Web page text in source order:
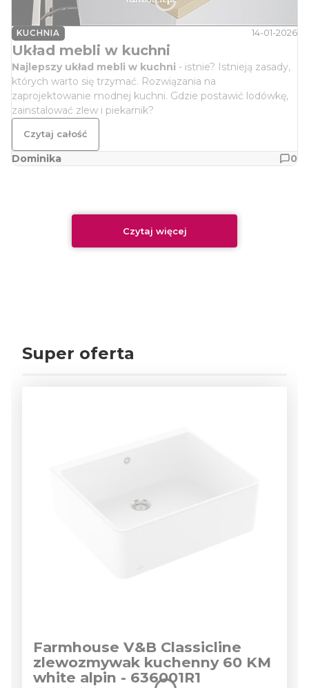
KUCHNIA 14-01-2026
Układ mebli w kuchni
Najlepszy układ mebli w kuchni - istnie? Istnieją zasady,
których warto się trzymać. Rozwiązania na
zaprojektowanie modnej kuchni. Gdzie postawić lodówkę,
zainstalować zlew i piekarnik?
Czytaj całość
Dominika 0
Czytaj więcej
Super oferta
Farmhouse V&B Classicline
zlewozmywak kuchenny 60 KM
white alpin - 636001R1